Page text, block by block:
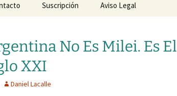
Suscripción Aviso Legal
No Es Milei. Es El
XXI
Daniel Lacalle